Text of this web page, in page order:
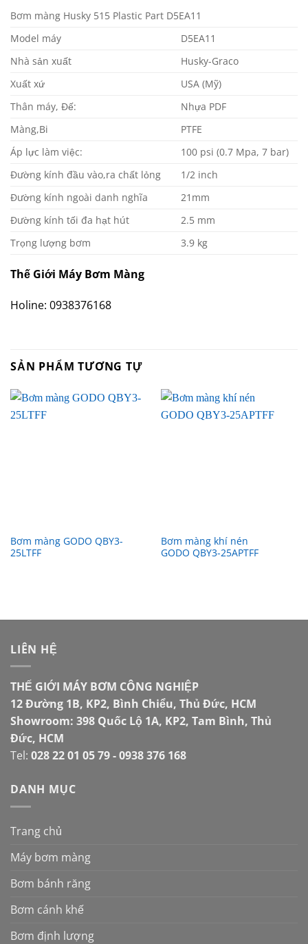
Bơm màng Husky 515 Plastic Part D5EA11
Model máy
D5EA11
Nhà sản xuất
Husky-Graco
Xuất xứ
USA (Mỹ)
Thân máy, Đế:
Nhựa PDF
Màng,Bi
PTFE
Áp lực làm việc:
100 psi (0.7 Mpa, 7 bar)
Đường kính đầu vào,ra chất lỏng
1/2 inch
Đường kính ngoài danh nghĩa
21mm
Đường kính tối đa hạt hút
2.5 mm
Trọng lượng bơm
3.9 kg
Thế Giới Máy Bơm Màng
Holine: 0938376168
SẢN PHẨM TƯƠNG TỰ
Bơm màng GODO QBY3-
25LTFF
Bơm màng khí nén
GODO QBY3-25APTFF
LIÊN HỆ
THẾ GIỚI MÁY BƠM CÔNG NGHIỆP
12 Đường 1B, KP2, Bình Chiểu, Thủ Đức, HCM
Showroom: 398 Quốc Lộ 1A, KP2, Tam Bình, Thủ
Đức, HCM
Tel: 028 22 01 05 79 - 0938 376 168
DANH MỤC
Trang chủ
Máy bơm màng
Bơm bánh răng
Bơm cánh khế
Bơm định lượng